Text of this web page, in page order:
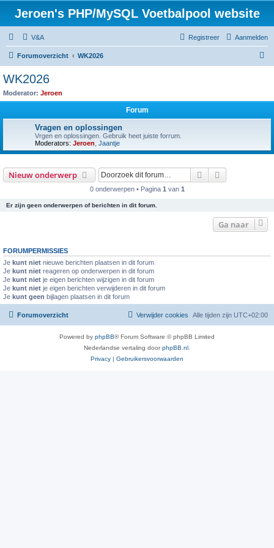
Jeroen's PHP/MySQL Voetbalpool website
V&A Aanmelden
Registreer
Forumoverzicht WK2026
WK2026
Moderator: Jeroen
Forum
Vragen en oplossingen
Vrgen en oplossingen. Gebruik heet juiste forrum.
Moderators: Jeroen Jaantje
Nieuw onderwerp Zoek
0 onderwerpen • Pagina 1 van 1
Er zijn geen onderwerpen of berichten in dit forum.
Ga naar
FORUMPERMISSIES
Je kunt niet nieuwe berichten plaatsen in dit forum
Je kunt niet reageren op onderwerpen in dit forum
Je kunt niet je eigen berichten wijzigen in dit forum
Je kunt niet je eigen berichten verwijderen in dit forum
Je kunt geen bijlagen plaatsen in dit forum
Forumoverzicht Alle tijden zijn UTC+02:00
Verwijder cookies
Powered by phpBB® Forum Software © phpBB Limited
Nederlandse vertaling doorphpBB.nl
Privacy | Gebruikersvoorwaarden